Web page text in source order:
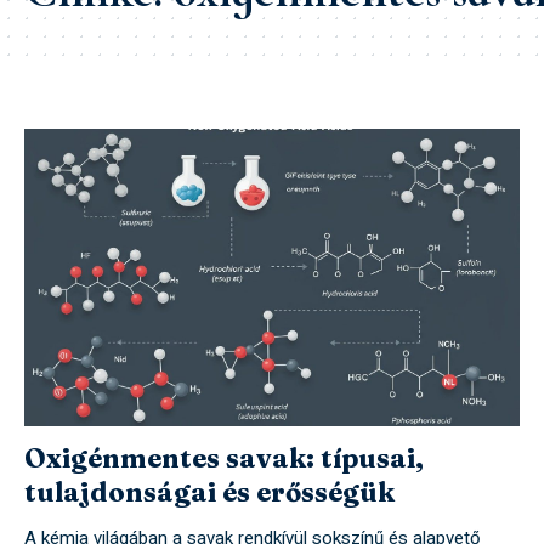
Oxigénmentes savak: típusai,
tulajdonságai és erősségük
A kémia világában a savak rendkívül sokszínű és alapvető